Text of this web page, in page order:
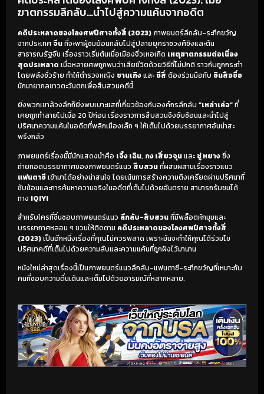
ฆาตกรรมลึกลับ…นำไปสู่ความแค้นจากอดีต
คดีประหลาดของโลงศพปีศาจทั้งสี่ (2023)ภาพยนตร์ลึกลับ-ระทึกขวัญ
จากประเทศ จีนที่จะพาผู้ชมย้อนกลับไปสู่ปลายยุคราชวงศ์ชิงและต้น
สาธารณรัฐจีน เรื่องราวเริ่มต้นเมื่อเมืองจิ่วเหอเกิด เหตุฆาตกรรมต่อเนื่อง
สุดประหลาด เมื่อหลายศพถูกพบว่าเสียชีวิตด้วยวิธีที่ไม่ปกติ ราวกับถูกกระทำ
โดยพลังชั่วร้าย ทำให้ตำรวจหญิง ซานเกิงและ ชีสี่ ต้องร่วมมือกับ ซินสือซื่อ
นักมายากลชาวตะวันตกเพื่อสืบสวนคดีนี้
ยิ่งพวกเขาล้วงลึกก็ยิ่งพบเบาะแสที่เกี่ยวข้องกับองค์กรลึกลับ “เหล่าเค่อ”ที่
เคยถูกทำลายไปเมื่อ 20 ปีก่อน เรื่องราวการสืบสวนจึงซับซ้อนและนำไปสู่
ปริศนาความแค้นในอดีตที่พลิกเมืองเล็ก ๆ ให้เต็มไปด้วยบรรยากาศอันน่าสะ
พรึงกลัว
ภาพยนตร์เรื่องนี้มีนักแสดงนำคือ เจิ้ง เฉิน, กง เสี่ยวจุนและ ซู่ หยางซึ่ง
ถ่ายทอดบรรยากาศของภาพยนตร์แนว สืบสวนที่ผสมผสานเรื่องราวแนว
แฟนตาซีเข้ามาได้อย่างน่าสนใจ โดยเน้นการสร้างความตึงเครียดผ่านปริศนาที่
ซับซ้อนและการค้นหาความจริงในอดีตที่เต็มไปด้วยอันตราย สามารถรับชมได้
ทาง iQIYI
สำหรับใครที่ชื่นชอบภาพยนตร์แนว ลึกลับ-สืบสวนที่มีพล็อตหักมุมและ
บรรยากาศหลอน ๆ ชวนให้ติดตาม คดีประหลาดของโลงศพปีศาจทั้งสี่
(2023)เป็นอีกหนึ่งเรื่องที่คุณไม่ควรพลาด เพราะมันจะทำให้คุณได้ร่วมไข
ปริศนาคดีที่เต็มไปด้วยความลับและความแค้นที่ถูกฝังไว้มานาน
หนังใหม่ล่าสุดเรื่องนี้เป็นภาพยนตร์แนวลึกลับ-แฟนตาซี-ระทึกขวัญที่เหมาะกับ
คนที่ชอบความตื่นเต้นและเต็มไปด้วยอารมณ์ที่หลากหลาย.